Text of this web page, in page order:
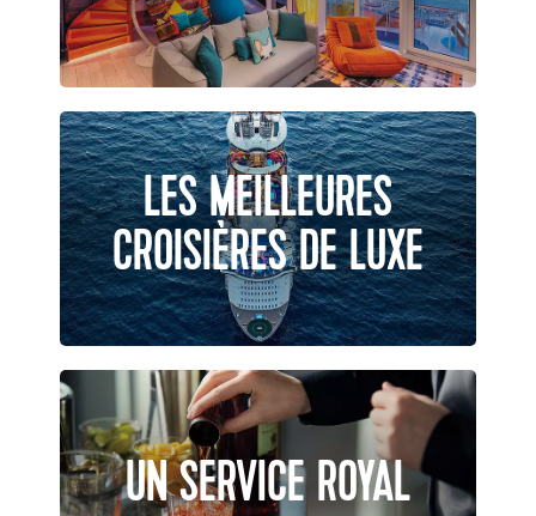
LES MEILLEURES
CROISIÈRES DE LUXE
UN SERVICE ROYAL